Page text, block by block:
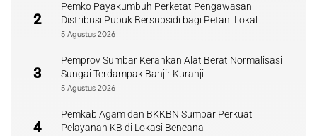
2
Pemko Payakumbuh Perketat Pengawasan
Distribusi Pupuk Bersubsidi bagi Petani Lokal
5 Agustus 2026
3
Pemprov Sumbar Kerahkan Alat Berat Normalisasi
Sungai Terdampak Banjir Kuranji
5 Agustus 2026
4
Pemkab Agam dan BKKBN Sumbar Perkuat
Pelayanan KB di Lokasi Bencana